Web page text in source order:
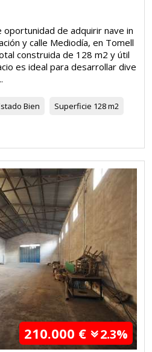
de adquirir nave in
y calle Mediodía, en Tomell
construida de 128 m2 y útil
es ideal para desarrollar dive
Bien Superficie 128 m2
210.000 € 2.3%